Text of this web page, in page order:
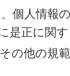
個人情報
是正に関
の他の規